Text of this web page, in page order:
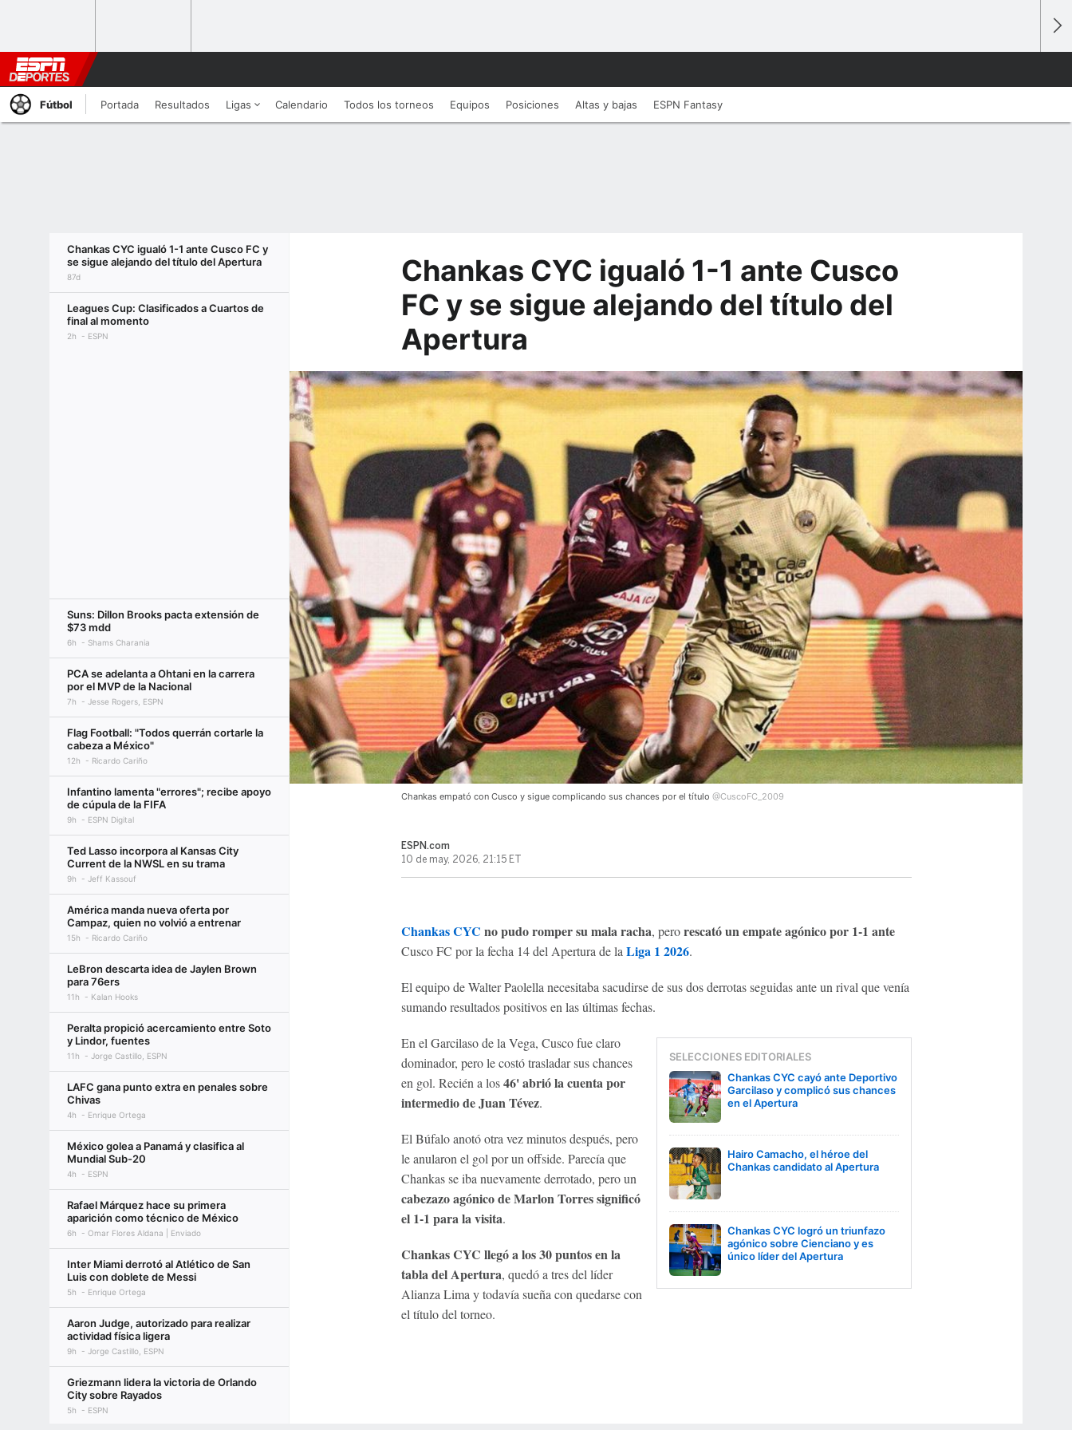
Fútbol Portada Resultados Ligas Calendario Todos los torneos Equipos Posiciones Altas y bajas ESPN Fantasy
Chankas CYC igualó 1-1 ante Cusco FC y
se sigue alejando del título del Apertura
87d
Leagues Cup: Clasificados a Cuartos de
final al momento
2h ESPN
Suns: Dillon Brooks pacta extensión de
$73 mdd
6h Shams Charania
PCA se adelanta a Ohtani en la carrera
por el MVP de la Nacional
7h Jesse Rogers, ESPN
Flag Football: "Todos querrán cortarle la
cabeza a México"
12h Ricardo Cariño
Infantino lamenta "errores"; recibe apoyo
de cúpula de la FIFA
9h ESPN Digital
Ted Lasso incorpora al Kansas City
Current de la NWSL en su trama
9h Jeff Kassouf
América manda nueva oferta por
Campaz, quien no volvió a entrenar
15h Ricardo Cariño
LeBron descarta idea de Jaylen Brown
para 76ers
11h Kalan Hooks
Peralta propició acercamiento entre Soto
y Lindor, fuentes
11h Jorge Castillo, ESPN
LAFC gana punto extra en penales sobre
Chivas
4h Enrique Ortega
México golea a Panamá y clasifica al
Mundial Sub-20
4h ESPN
Rafael Márquez hace su primera
aparición como técnico de México
6h Omar Flores Aldana | Enviado
Inter Miami derrotó al Atlético de San
Luis con doblete de Messi
5h Enrique Ortega
Aaron Judge, autorizado para realizar
actividad física ligera
9h Jorge Castillo, ESPN
Griezmann lidera la victoria de Orlando
City sobre Rayados
5h ESPN
Chankas CYC igualó 1-1 ante Cusco
FC y se sigue alejando del título del
Apertura
Chankas empató con Cusco y sigue complicando sus chances por el título @CuscoFC_2009
ESPN.com
10 de may, 2026, 21:15 ET
Chankas CYC no pudo romper su mala racha, perorescató un empate agónico por 1-1 ante
Cusco FC por la fecha 14 del Apertura de la Liga 1 2026.
El equipo de Walter Paolella necesitaba sacudirse de sus dos derrotas seguidas ante un rival que venía
sumando resultados positivos en las últimas fechas.
SELECCIONES EDITORIALES
Chankas CYC cayó ante Deportivo
Garcilaso y complicó sus chances
en el Apertura
Hairo Camacho, el héroe del
Chankas candidato al Apertura
Chankas CYC logró un triunfazo
agónico sobre Cienciano y es
único líder del Apertura
En el Garcilaso de la Vega, Cusco fue claro
dominador, pero le costó trasladar sus chances
en gol. Recién a los46' abrió la cuenta por
intermedio de Juan Tévez.
El Búfalo anotó otra vez minutos después, pero
le anularon el gol por un offside. Parecía que
Chankas se iba nuevamente derrotado, pero un
cabezazo agónico de Marlon Torres significó
el 1-1 para la visita.
Chankas CYC llegó a los 30 puntos en la
tabla del Apertura, quedó a tres del líder
Alianza Lima y todavía sueña con quedarse con
el título del torneo.